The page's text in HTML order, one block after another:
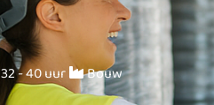
32 - 40 uur Bouw